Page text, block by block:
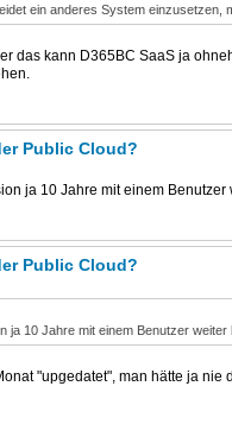
ein anderes System
das kann D365BC SaaS ja
Public Cloud?
ja 10 Jahre mit einem
Public Cloud?
ja 10 Jahre mit einem Benutzer weiter
"upgedatet", man hätte ja